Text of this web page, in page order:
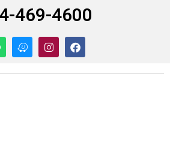
469-4600